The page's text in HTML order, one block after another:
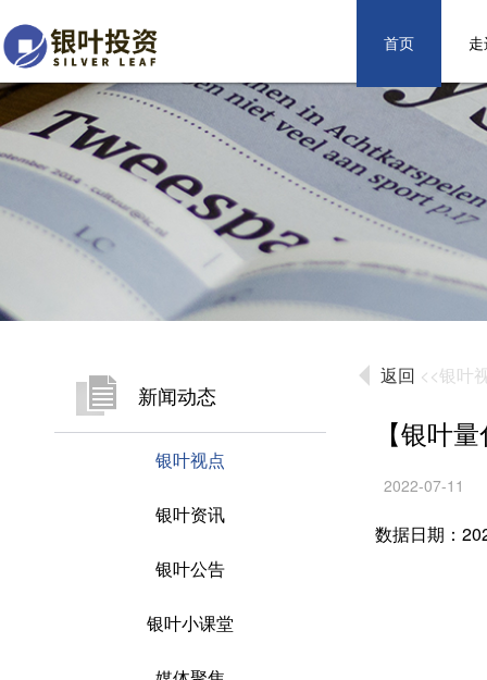
首页
新闻动态
银叶视点
银叶资讯
银叶公告
银叶小课堂
返回 <<银叶
【银叶
2022-07-11
数据日期：